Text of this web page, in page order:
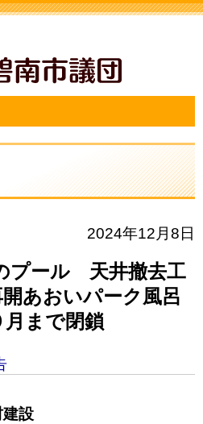
2024年12月8日
プール 天井撤去工
あおいパーク風呂
月まで閉鎖
建設